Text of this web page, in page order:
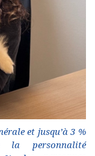
et jusqu’à 3 %
la personnalité